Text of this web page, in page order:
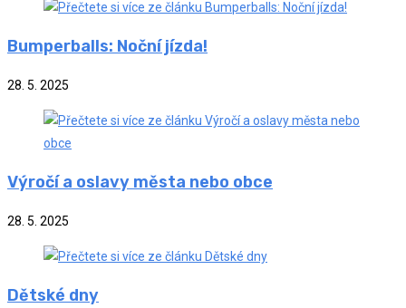
Bumperballs: Noční jízda!
28. 5. 2025
Výročí a oslavy města nebo obce
28. 5. 2025
Dětské dny